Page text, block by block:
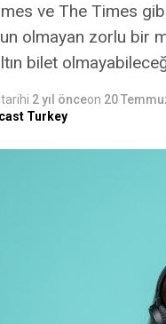
ve The Times
olmayan zorlu
bilet
2 yıl önceon 20
Turkey